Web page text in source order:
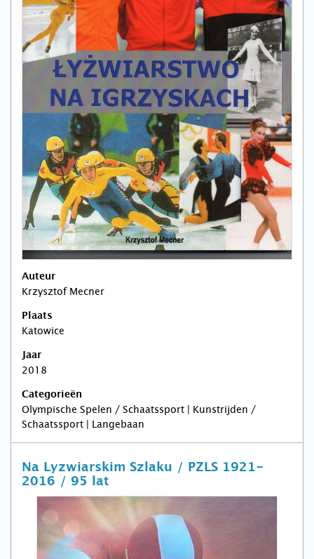
Auteur
Krzysztof Mecner
Plaats
Katowice
Jaar
2018
Categorieën
Olympische Spelen / Schaatssport | Kunstrijden /
Schaatssport | Langebaan
Na Lyzwiarskim Szlaku / PZLS 1921-
2016 / 95 lat